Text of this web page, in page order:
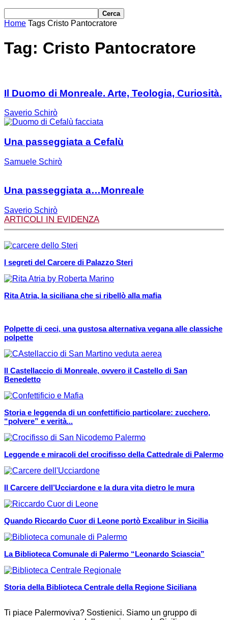
Home Tags Cristo Pantocratore
Tag: Cristo Pantocratore
Il Duomo di Monreale. Arte, Teologia, Curiosità.
Saverio Schirò
Una passeggiata a Cefalù
Samuele Schirò
Una passeggiata a…Monreale
Saverio Schirò
ARTICOLI IN EVIDENZA
I segreti del Carcere di Palazzo Steri
Rita Atria, la siciliana che si ribellò alla mafia
Polpette di ceci, una gustosa alternativa vegana alle classiche
polpette
Il Castellaccio di Monreale, ovvero il Castello di San
Benedetto
Storia e leggenda di un confettificio particolare: zucchero,
“polvere” e verità...
Leggende e miracoli del crocifisso della Cattedrale di Palermo
Il Carcere dell’Ucciardone e la dura vita dietro le mura
Quando Riccardo Cuor di Leone portò Excalibur in Sicilia
La Biblioteca Comunale di Palermo “Leonardo Sciascia”
Storia della Biblioteca Centrale della Regione Siciliana
Ti piace Palermoviva? Sostienici. Siamo un gruppo di